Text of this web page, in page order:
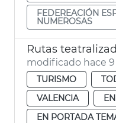
FEDEREACIÓN
NUMEROSAS
modificado hace
TURISMO
VALENCIA
EN PORTADA